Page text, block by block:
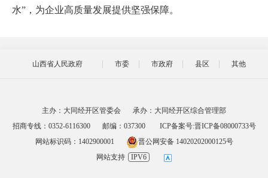
水”，为企业高质量发展提供坚强保障。
山西省人民政府 市委 市政府 县区 其他
主办：大同经开区管委会
承办：大同经开区综合管理部
招商专线：0352-6116300
邮编：037300
ICP备案号:晋ICP备08000733号
网站标识码：1402900001
晋公网安备 14020202000125号
网站支持
IPV6